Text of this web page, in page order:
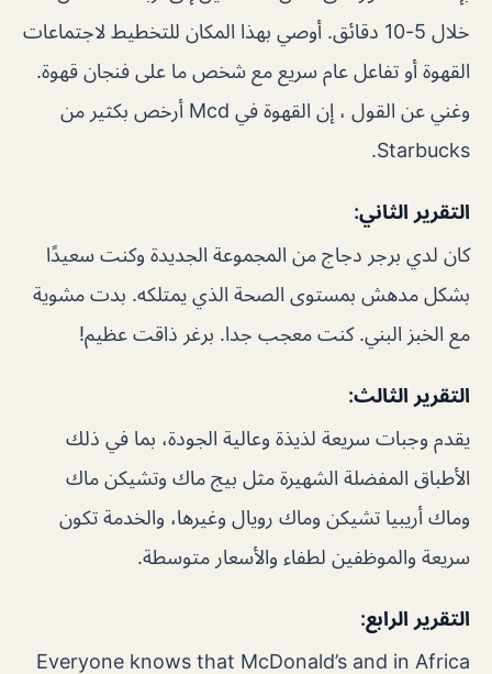
خلال 5-10 دقائق. أوصي بهذا المكان للتخطيط لاجتماعات
القهوة أو تفاعل عام سريع مع شخص ما على فنجان قهوة.
وغني عن القول ، إن القهوة في Mcd أرخص بكثير من
Starbucks.
التقرير الثاني:
كان لدي برجر دجاج من المجموعة الجديدة وكنت سعيدًا
بشكل مدهش بمستوى الصحة الذي يمتلكه. بدت مشوية
مع الخبز البني. كنت معجب جدا. برغر ذاقت عظيم!
التقرير الثالث:
يقدم وجبات سريعة لذيذة وعالية الجودة، بما في ذلك
الأطباق المفضلة الشهيرة مثل بيج ماك وتشيكن ماك
وماك أريبيا تشيكن وماك رويال وغيرها، والخدمة تكون
سريعة والموظفين لطفاء والأسعار متوسطة.
التقرير الرابع:
Everyone knows that McDonald’s and in Africa